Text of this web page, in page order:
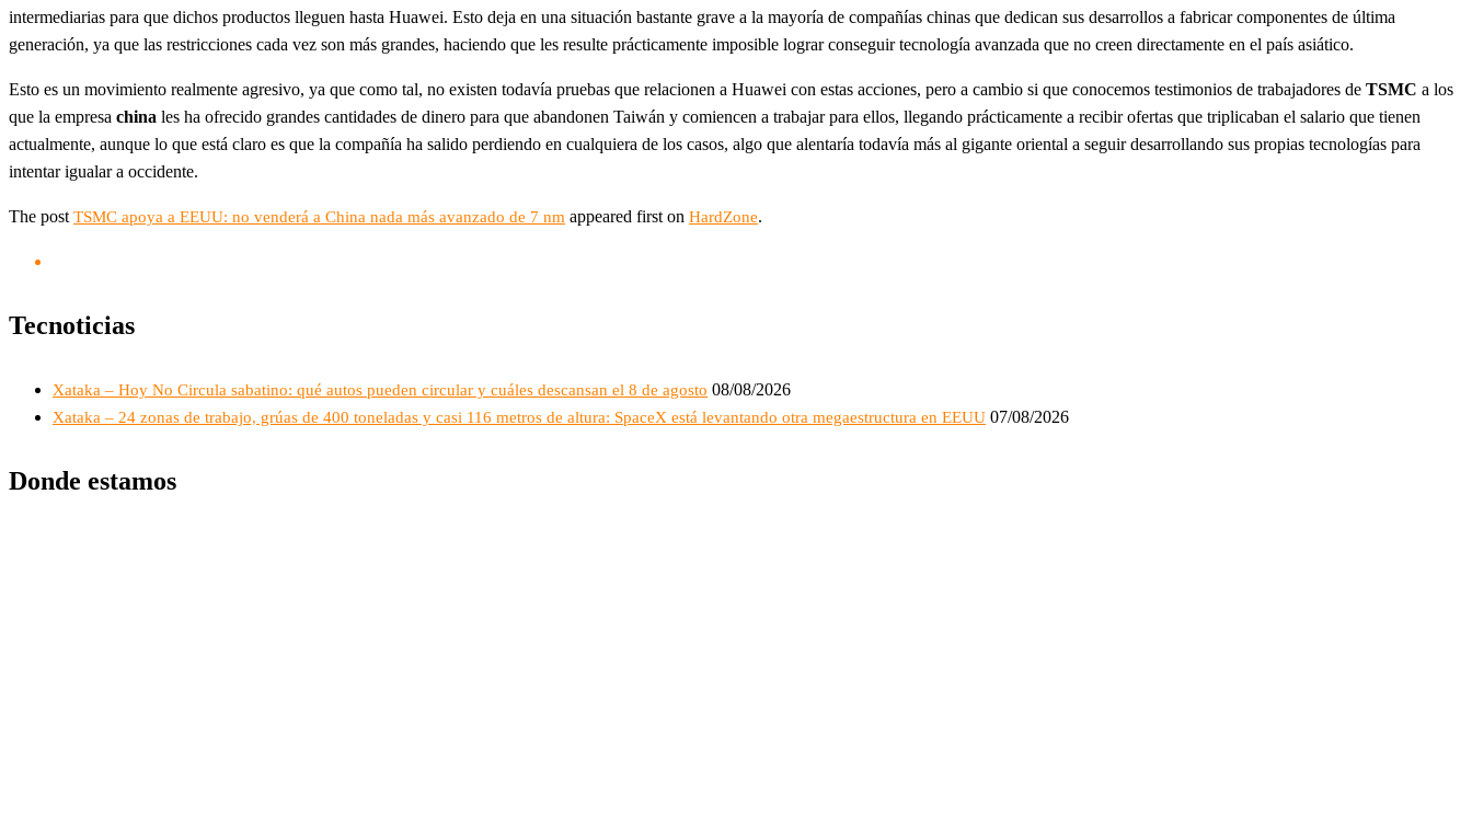
intermediarias para que dichos productos lleguen hasta Huawei. Esto deja en una situación bastante grave a la mayoría de compañías chinas que dedican sus desarrollos a fabricar componentes de última
generación, ya que las restricciones cada vez son más grandes, haciendo que les resulte prácticamente imposible lograr conseguir tecnología avanzada que no creen directamente en el país asiático.
Esto es un movimiento realmente agresivo, ya que como tal, no existen todavía pruebas que relacionen a Huawei con estas acciones, pero a cambio si que conocemos testimonios de trabajadores de TSMC a los
que la empresa china les ha ofrecido grandes cantidades de dinero para que abandonen Taiwán y comiencen a trabajar para ellos, llegando prácticamente a recibir ofertas que triplicaban el salario que tienen
actualmente, aunque lo que está claro es que la compañía ha salido perdiendo en cualquiera de los casos, algo que alentaría todavía más al gigante oriental a seguir desarrollando sus propias tecnologías para
intentar igualar a occidente.
The post TSMC apoya a EEUU: no venderá a China nada más avanzado de 7 nm appeared first on HardZone.
Tecnoticias
Xataka – Hoy No Circula sabatino: qué autos pueden circular y cuáles descansan el 8 de agosto 08/08/2026
Xataka – 24 zonas de trabajo, grúas de 400 toneladas y casi 116 metros de altura: SpaceX está levantando otra megaestructura en EEUU 07/08/2026
Donde estamos